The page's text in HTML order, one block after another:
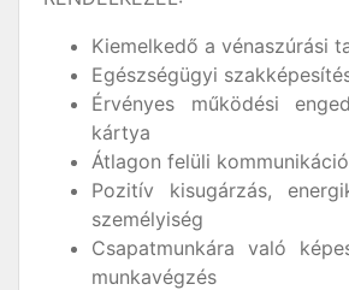
Kiemelkedő a vénaszúrási
Egészségügyi
Érvényes működési
kártya
Átlagon felüli
Pozitív kisugárzás,
személyiség
Csapatmunkára való
munkavégzés